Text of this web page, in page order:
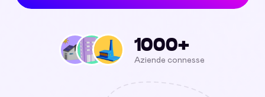
1000+
Aziende connesse